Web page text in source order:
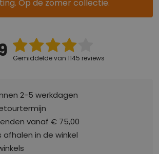
Op de zomer collectie.
Gemiddelde van 1145 reviews
2-5 werkdagen
vanaf € 75,00
afhalen in de winkel